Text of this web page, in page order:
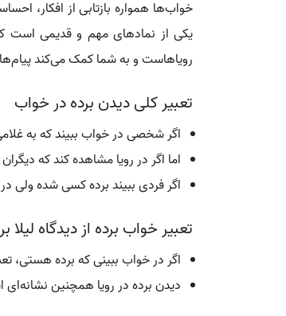
خواب‌ها همواره بازتابی از افکار،
یکی از نمادهای مهم و قدیمی است
رویاهاست و به شما کمک می‌کند
تعبیر کلی دیدن برده در خواب
اگر شخصی در خواب ببیند که به
اما اگر در رویا مشاهده کند که
اگر فردی ببیند برده کسی شده ولی
تعبیر خواب برده از دیدگاه لیلا
اگر در خواب ببینی که برده هستی،
دیدن برده در رویا همچنین نشانه‌ای